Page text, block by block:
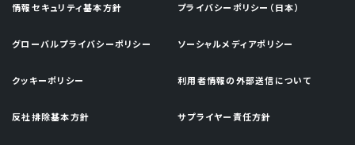
情報セキュリティ基本方針 プライバシーポリシー（日本）
グローバルプライバシーポリシー ソーシャルメディアポリシー
クッキーポリシー 利用者情報の外部送信について
反社排除基本方針 サプライヤー責任方針